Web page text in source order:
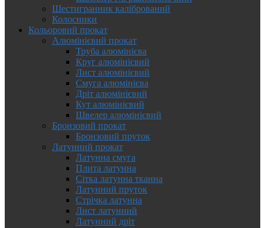
Шестигранник калібрований
Колосники
Кольоровий прокат
Алюмінієвий прокат
Труба алюмінієва
Круг алюмінієвий
Лист алюмінієвий
Смуга алюмінієва
Дріт алюмінієвий
Кут алюмінієвий
Швелер алюмінієвий
Бронзовий прокат
Бронзовий пруток
Латунний прокат
Латунна смуга
Плита латунна
Сітка латунна тканна
Латунний пруток
Стрічка латунна
Лист латунний
Латунний дріт